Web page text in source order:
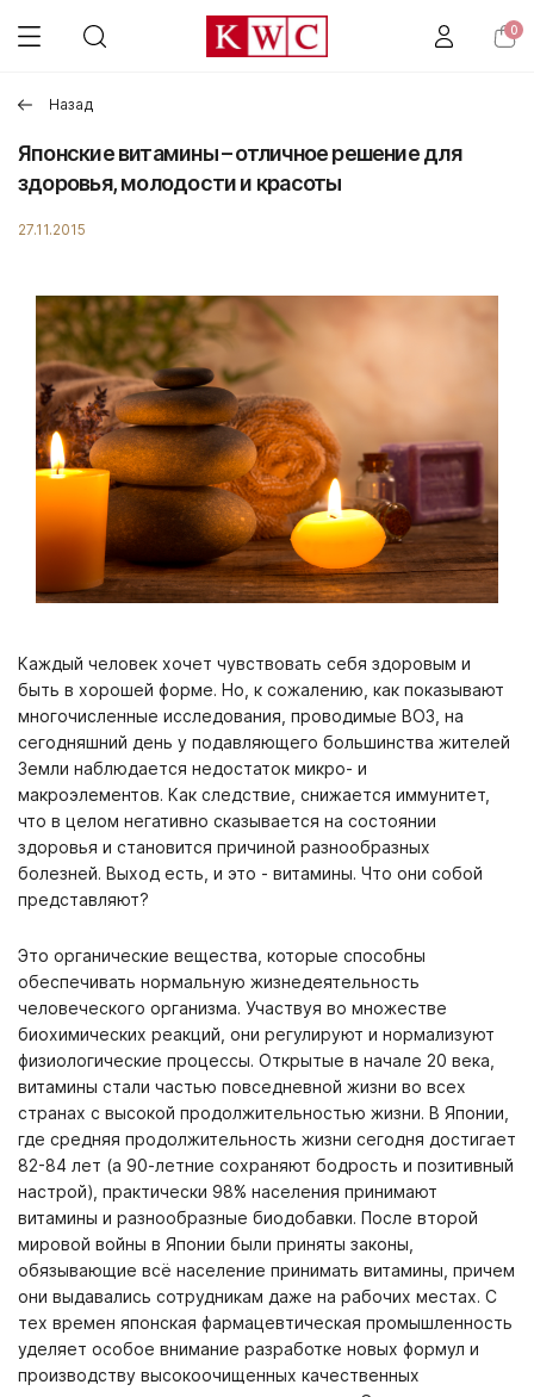
0
Назад
Японские витамины – отличное решение для
здоровья, молодости и красоты
27.11.2015
Каждый человек хочет чувствовать себя здоровым и
быть в хорошей форме. Но, к сожалению, как показывают
многочисленные исследования, проводимые ВОЗ, на
сегодняшний день у подавляющего большинства жителей
Земли наблюдается недостаток микро- и
макроэлементов. Как следствие, снижается иммунитет,
что в целом негативно сказывается на состоянии
здоровья и становится причиной разнообразных
болезней. Выход есть, и это - витамины. Что они собой
представляют?
Это органические вещества, которые способны
обеспечивать нормальную жизнедеятельность
человеческого организма. Участвуя во множестве
биохимических реакций, они регулируют и нормализуют
физиологические процессы. Открытые в начале 20 века,
витамины стали частью повседневной жизни во всех
странах с высокой продолжительностью жизни. В Японии,
где средняя продолжительность жизни сегодня достигает
82-84 лет (а 90-летние сохраняют бодрость и позитивный
настрой), практически 98% населения принимают
витамины и разнообразные биодобавки. После второй
мировой войны в Японии были приняты законы,
обязывающие всё население принимать витамины, причем
они выдавались сотрудникам даже на рабочих местах. С
тех времен японская фармацевтическая промышленность
уделяет особое внимание разработке новых формул и
производству высокоочищенных качественных